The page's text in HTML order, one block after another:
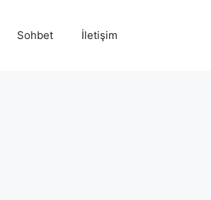
Sohbet İletişim